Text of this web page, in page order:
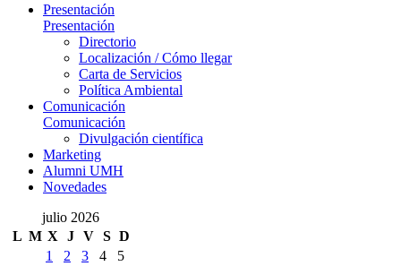
Presentación
Presentación
Directorio
Localización / Cómo llegar
Carta de Servicios
Política Ambiental
Comunicación
Comunicación
Divulgación científica
Marketing
Alumni UMH
Novedades
julio 2026
L M X J V S D
1
2 3 4
5